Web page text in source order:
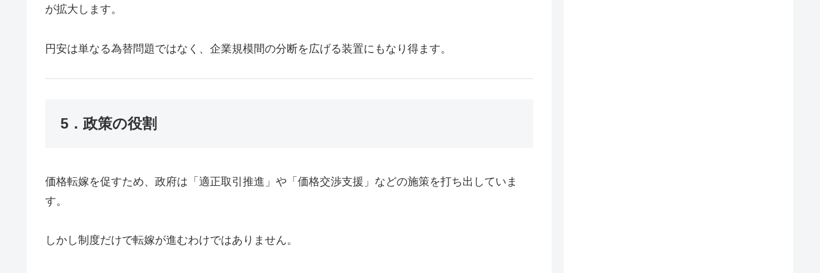
が拡大します。
円安は単なる為替問題ではなく、企業規模間の分断を広げる装置にもなり得ます。
5．政策の役割
価格転嫁を促すため、政府は「適正取引推進」や「価格交渉支援」などの施策を打ち出していま
す。
しかし制度だけで転嫁が進むわけではありません。